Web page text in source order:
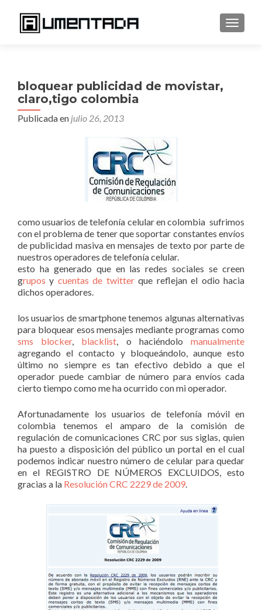
bloquear publicidad de movistar,
claro,tigo colombia
Publicada en julio 26, 2013
como usuarios de telefonía celular en colombia sufrimos
con el problema de tener que soportar constantes envíos
de publicidad masiva en mensajes de texto por parte de
nuestros operadores de telefonía celular.
esto ha generado que en las redes sociales se creen
grupos y cuentas de twitterque reflejan el odio hacia
dichos operadores.
los usuarios de smartphone tenemos algunas alternativas
para bloquear esos mensajes mediante programas como
sms blocker, blacklist, o haciéndolomanualmente
agregando el contacto y bloqueándolo, aunque esto
último no siempre es tan efectivo debido a que el
operador puede cambiar de número para envíos cada
cierto tiempo como me ha ocurrido con mi operador.
Afortunadamente los usuarios de telefonía móvil en
colombia tenemos el amparo de la comisión de
regulación de comunicaciones CRC por sus siglas, quien
ha puesto a disposición del público un portal en el cual
podemos indicar nuestro número de celular para quedar
en el REGISTRO DE NÚMEROS EXCLUIDOS, esto
gracias a la Resolución CRC 2229 de 2009.